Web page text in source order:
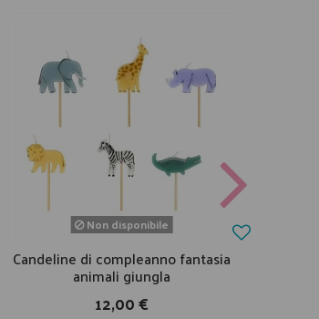
Non disponibile
Candeline di compleanno fantasia
animali giungla
12,00 €